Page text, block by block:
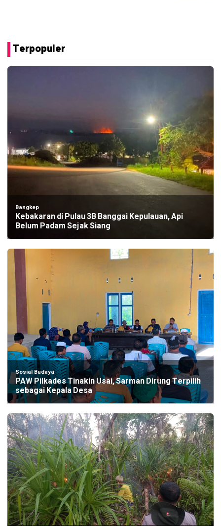
Terpopuler
Bangkep
Kebakaran di Pulau 3B Banggai Kepulauan, Api
Belum Padam Sejak Siang
Sosial Budaya
PAW Pilkades Tinakin Usai, Sarman Dirung Terpilih
sebagai Kepala Desa